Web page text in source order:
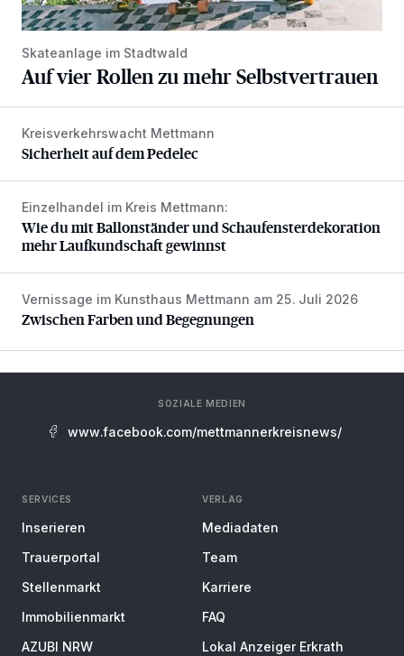
Skateanlage im Stadtwald
Auf vier Rollen zu mehr Selbstvertrauen
Sicherheit auf dem Pedelec
Kreisverkehrswacht Mettmann
Sicherheit auf dem Pedelec
Wie du mit Ballonständer und Schaufensterdekoration
Einzelhandel im Kreis Mettmann:
Wie du mit Ballonständer und Schaufensterdekoration
mehr Laufkundschaft gewinnst
Zwischen Farben und Begegnungen
Vernissage im Kunsthaus Mettmann am 25. Juli 2026
Zwischen Farben und Begegnungen
SOZIALE MEDIEN
www.facebook.com/mettmannerkreisnews/
SERVICES
Inserieren
Trauerportal
Stellenmarkt
Immobilienmarkt
AZUBI NRW
VERLAG
Mediadaten
Team
Karriere
FAQ
Lokal Anzeiger Erkrath